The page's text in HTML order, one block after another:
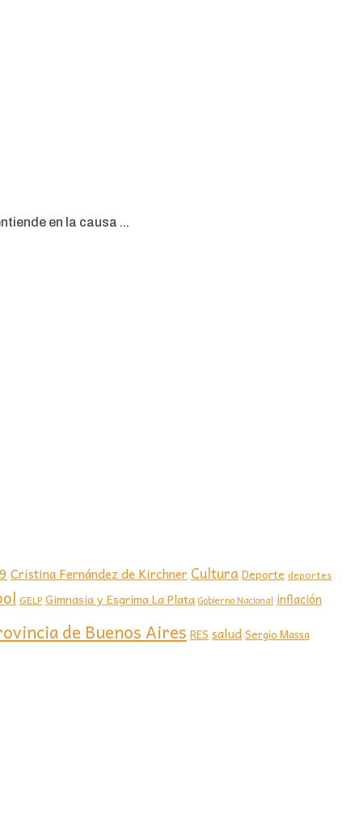
en la causa ...
Cristina Fernández de Kirchner Cultura Deporte deportes
GELP Gimnasia y Esgrima La Plata Gobierno Nacional inflación
de Buenos Aires RES saludSergio Massa